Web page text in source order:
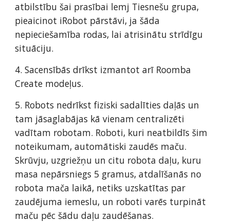
atbilstību šai prasībai lemj Tiesnešu grupa,
pieaicinot iRobot pārstāvi, ja šāda
nepieciešamība rodas, lai atrisinātu strīdīgu
situāciju.
4. Sacensībās drīkst izmantot arī Roomba
Create modeļus.
5. Robots nedrīkst fiziski sadalīties daļās un
tam jāsaglabājas kā vienam centralizēti
vadītam robotam. Roboti, kuri neatbildīs šim
noteikumam, automātiski zaudēs maču.
Skrūvju, uzgriežņu un citu robota daļu, kuru
masa nepārsniegs 5 gramus, atdalīšanās no
robota mača laikā, netiks uzskatītas par
zaudējuma iemeslu, un roboti varēs turpināt
maču pēc šādu daļu zaudēšanas.